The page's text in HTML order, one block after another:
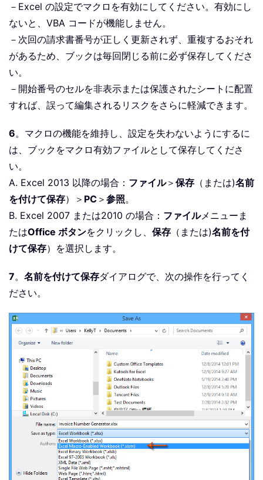
－Excel の設定でマクロを有効にしてください。有効にし
ないと、VBA コードが機能しません。
－次回の請求書番号が正しく更新されず、重複するおそれ
があるため、ブックは毎回閉じる前に必ず保存してくださ
い。
－開始番号のセルを非表示または保護されたシートに配置
すれば、誤って編集されるリスクをさらに軽減できます。
6。マクロの機能を維持し、設定を失わないようにするに
は、ブックをマクロ有効ファイルとして保存してくださ
い。
A. Excel 2013 以降の場合： ファイル＞ 保存 （または)名前
を付けて保存）＞ PC ＞ 参照。
B. Excel 2007 または2010 の場合： ファイルメニューま
たはOffice ボタンをクリックし、 保存 （または)名前を付
けて保存）を選択します。
7。 名前を付けて保存ダイアログで、次の操作を行ってく
ださい。